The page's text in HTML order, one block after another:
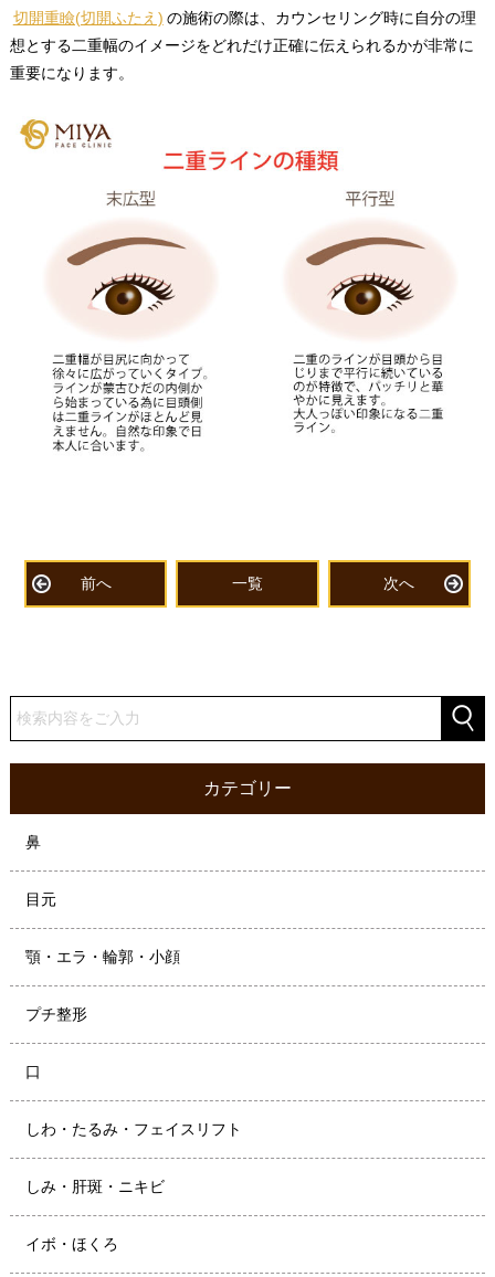
切開重瞼(切開ふたえ) の施術の際は、カウンセリング時に自分の理
想とする二重幅のイメージをどれだけ正確に伝えられるかが非常に
重要になります。
前へ 一覧 次へ
カテゴリー
鼻
目元
顎・エラ・輪郭・小顔
プチ整形
口
しわ・たるみ・フェイスリフト
しみ・肝斑・ニキビ
イボ・ほくろ